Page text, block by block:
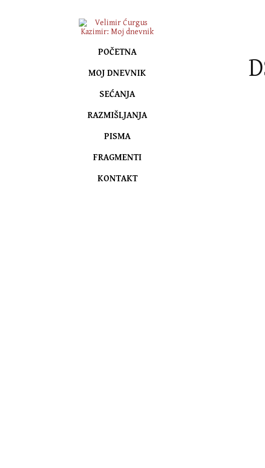
POČETNA
MOJ DNEVNIK
SEĆANJA
RAZMIŠLJANJA
PISMA
FRAGMENTI
KONTAKT